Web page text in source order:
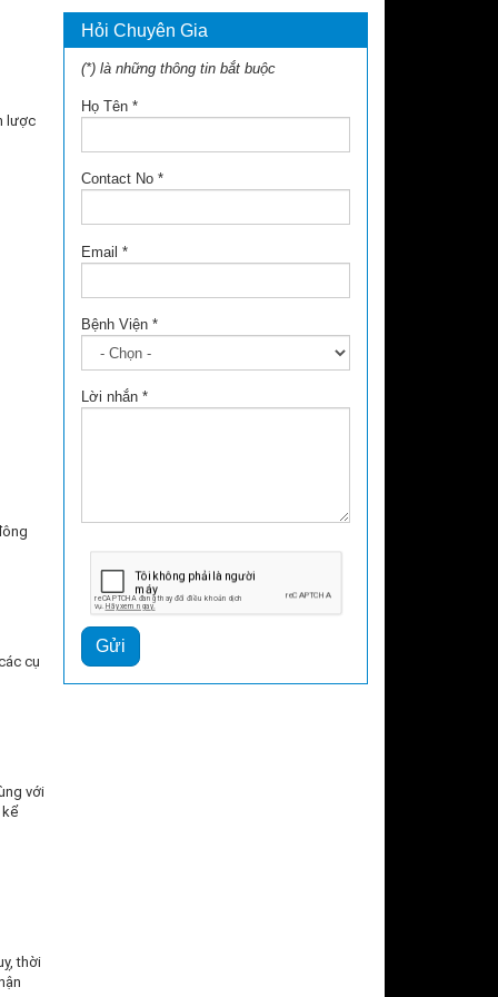
lược
cụ
với
thời
Hỏi Chuyên Gia
(*) là những thông tin bắt buộc
Họ Tên*
Contact No*
Email*
Bệnh Viện*
Lời nhắn*
Gửi